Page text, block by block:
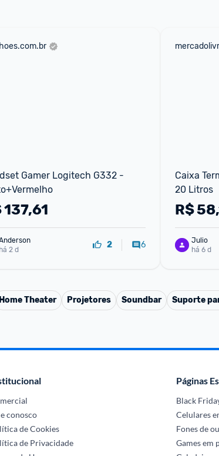
Gamer Logitech G332 -
137,61
há 2 d
2 6
Caixa
20 Litros
R$
Julio
há 6 d
Home Theater Projetores Soundbar Suporte
conosco
de Cookies
de Privacidade
Páginas
Black
Celulares
Fones de
Games em